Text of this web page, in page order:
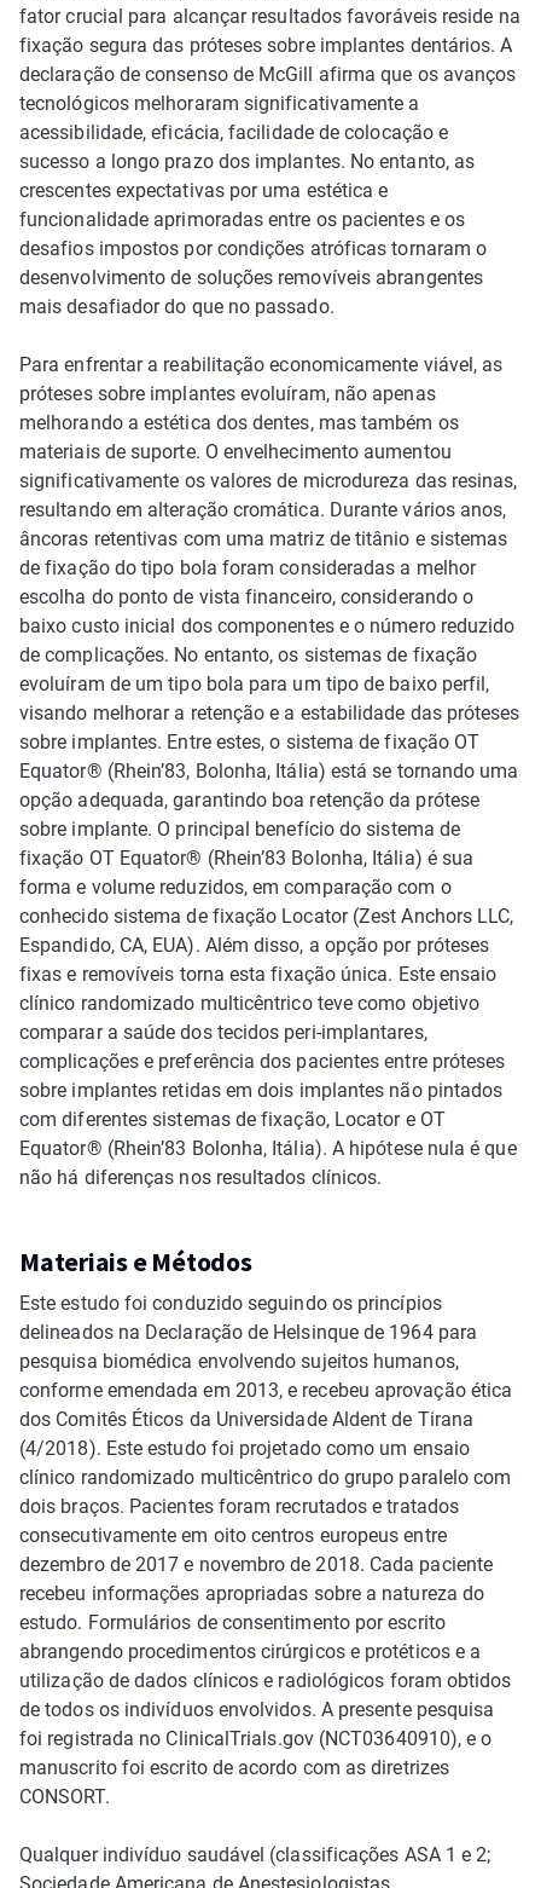
fator crucial para alcançar resultados favoráveis reside na
fixação segura das próteses sobre implantes dentários. A
declaração de consenso de McGill afirma que os avanços
tecnológicos melhoraram significativamente a
acessibilidade, eficácia, facilidade de colocação e
sucesso a longo prazo dos implantes. No entanto, as
crescentes expectativas por uma estética e
funcionalidade aprimoradas entre os pacientes e os
desafios impostos por condições atróficas tornaram o
desenvolvimento de soluções removíveis abrangentes
mais desafiador do que no passado.
Para enfrentar a reabilitação economicamente viável, as
próteses sobre implantes evoluíram, não apenas
melhorando a estética dos dentes, mas também os
materiais de suporte. O envelhecimento aumentou
significativamente os valores de microdureza das resinas,
resultando em alteração cromática. Durante vários anos,
âncoras retentivas com uma matriz de titânio e sistemas
de fixação do tipo bola foram consideradas a melhor
escolha do ponto de vista financeiro, considerando o
baixo custo inicial dos componentes e o número reduzido
de complicações. No entanto, os sistemas de fixação
evoluíram de um tipo bola para um tipo de baixo perfil,
visando melhorar a retenção e a estabilidade das próteses
sobre implantes. Entre estes, o sistema de fixação OT
Equator® (Rhein’83, Bolonha, Itália) está se tornando uma
opção adequada, garantindo boa retenção da prótese
sobre implante. O principal benefício do sistema de
fixação OT Equator® (Rhein’83 Bolonha, Itália) é sua
forma e volume reduzidos, em comparação com o
conhecido sistema de fixação Locator (Zest Anchors LLC,
Espandido, CA, EUA). Além disso, a opção por próteses
fixas e removíveis torna esta fixação única. Este ensaio
clínico randomizado multicêntrico teve como objetivo
comparar a saúde dos tecidos peri-implantares,
complicações e preferência dos pacientes entre próteses
sobre implantes retidas em dois implantes não pintados
com diferentes sistemas de fixação, Locator e OT
Equator® (Rhein’83 Bolonha, Itália). A hipótese nula é que
não há diferenças nos resultados clínicos.
Materiais e Métodos
Este estudo foi conduzido seguindo os princípios
delineados na Declaração de Helsinque de 1964 para
pesquisa biomédica envolvendo sujeitos humanos,
conforme emendada em 2013, e recebeu aprovação ética
dos Comitês Éticos da Universidade Aldent de Tirana
(4/2018). Este estudo foi projetado como um ensaio
clínico randomizado multicêntrico do grupo paralelo com
dois braços. Pacientes foram recrutados e tratados
consecutivamente em oito centros europeus entre
dezembro de 2017 e novembro de 2018. Cada paciente
recebeu informações apropriadas sobre a natureza do
estudo. Formulários de consentimento por escrito
abrangendo procedimentos cirúrgicos e protéticos e a
utilização de dados clínicos e radiológicos foram obtidos
de todos os indivíduos envolvidos. A presente pesquisa
foi registrada no ClinicalTrials.gov (NCT03640910), e o
manuscrito foi escrito de acordo com as diretrizes
CONSORT.
Qualquer indivíduo saudável (classificações ASA 1 e 2;